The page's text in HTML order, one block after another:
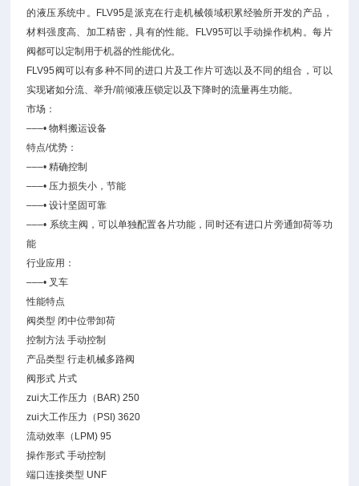
的液压系统中。FLV95是派克在行走机械领域积累经验所开发的产品，
材料强度高、加工精密，具有的性能。FLV95可以手动操作机构。每片
阀都可以定制用于机器的性能优化。
FLV95阀可以有多种不同的进口片及工作片可选以及不同的组合，可以
实现诸如分流、举升/前倾液压锁定以及下降时的流量再生功能。
市场：
–––• 物料搬运设备
特点/优势：
–––• 精确控制
–––• 压力损失小，节能
–––• 设计坚固可靠
–––• 系统主阀，可以单独配置各片功能，同时还有进口片旁通卸荷等功
能
行业应用：
–––• 叉车
性能特点
阀类型 闭中位带卸荷
控制方法 手动控制
产品类型 行走机械多路阀
阀形式 片式
zui大工作压力（BAR) 250
zui大工作压力（PSI) 3620
流动效率（LPM) 95
操作形式 手动控制
端口连接类型 UNF